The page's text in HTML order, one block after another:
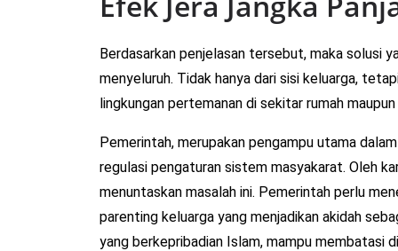
Berdasarkan penjelasan tersebut, maka solusi
menyeluruh. Tidak hanya dari sisi keluarga,
lingkungan pertemanan di sekitar rumah
Pemerintah, merupakan pengampu utama
regulasi pengaturan sistem masyakarat. Oleh
menuntaskan masalah ini. Pemerintah perlu
parenting keluarga yang menjadikan akidah
yang berkepribadian Islam, mampu membatasi